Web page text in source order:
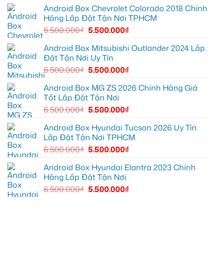
thoải
mái
hơn
Quận
bản
đồ,
tiện
hơn
Android
Box
Geely
EX2
Quận
Bình
Thạnh
để
biến
zin
thành
thông
minh
Android Box Chevrolet Colorado 2018 Chính
Hãng Lắp Đặt Tận Nơi TPHCM
6.500.000₫ 5.500.000₫
Android Box Mitsubishi Outlander 2024 Lắp
Đặt Tận Nơi Uy Tín
6.500.000₫ 5.500.000₫
Android Box MG ZS 2026 Chính Hãng Giá
Tốt Lắp Đặt Tận Nơi
6.500.000₫ 5.500.000₫
Android Box Hyundai Tucson 2026 Uy Tín
Lắp Đặt Tận Nơi TPHCM
6.500.000₫ 5.500.000₫
Android Box Hyundai Elantra 2023 Chính
Hãng Lắp Đặt Tận Nơi
6.500.000₫ 5.500.000₫